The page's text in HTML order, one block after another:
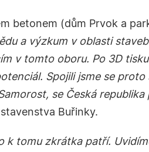
betonem (dům Prvok a
a výzkum v oblasti
v tomto oboru. Po 3D tisku
Spojili jsme se proto
se Česká republika
Buřinky.
k tomu zkrátka patří.